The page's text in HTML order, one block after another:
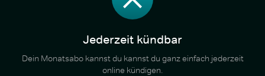
Jederzeit kündbar
Dein Monatsabo kannst du kannst du ganz einfach jederzeit
online kündigen.